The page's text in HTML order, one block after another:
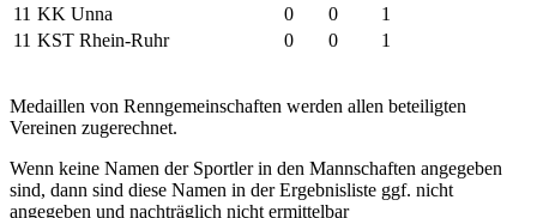
11 KK Unna 0 0
1
11 KST Rhein-Ruhr 0 0 1
Medaillen von Renngemeinschaften werden allen beteiligten
Vereinen zugerechnet.
Wenn keine Namen der Sportler in den Mannschaften angegeben
sind, dann sind diese Namen in der Ergebnisliste ggf. nicht
angegeben und nachträglich nicht ermittelbar